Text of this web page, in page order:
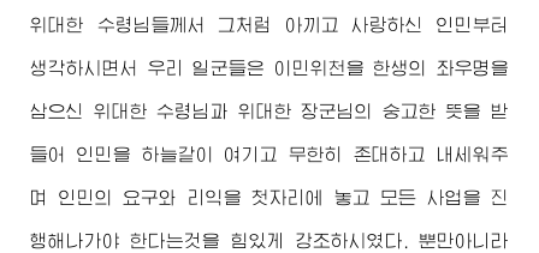
위대한 수령님 들께서 그처럼 아끼고 사랑하신 인민부터
생각하시면서 우리 일군들은 이민위천을 한생의 좌우명을
삼으신 위대한 수령님 과 위대한 장군님의 숭고한 뜻을 받
들어 인민을 하늘같이 여기고 무한히 존대하고 내세워주
며 인민의 요구와 리익을 첫자리에 놓고 모든 사업을 진
행해나가야 한다는것을 힘있게 강조하시였다. 뿐만아니라